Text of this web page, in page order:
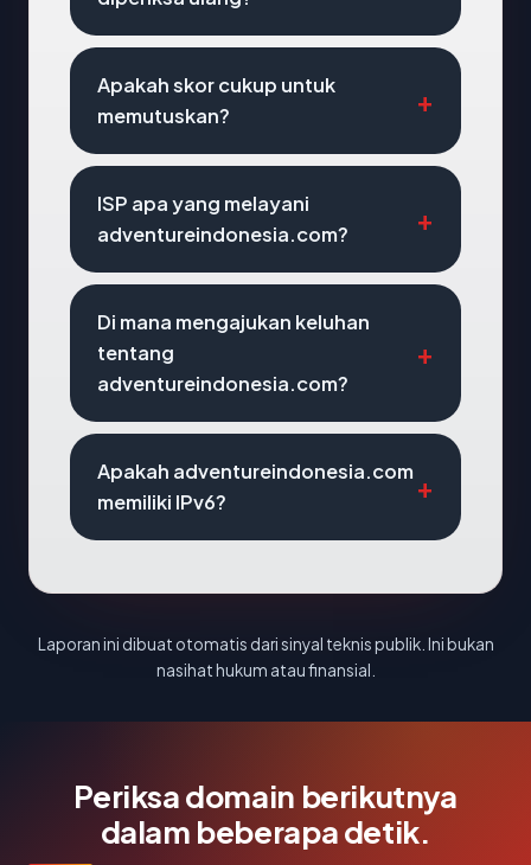
Apakah skor cukup untuk
memutuskan?
ISP apa yang melayani
adventureindonesia.com?
Di mana mengajukan keluhan
tentang
adventureindonesia.com?
Apakah adventureindonesia.com
memiliki IPv6?
Laporan ini dibuat otomatis dari sinyal teknis publik. Ini bukan
nasihat hukum atau finansial.
Periksa domain berikutnya
dalam beberapa detik.